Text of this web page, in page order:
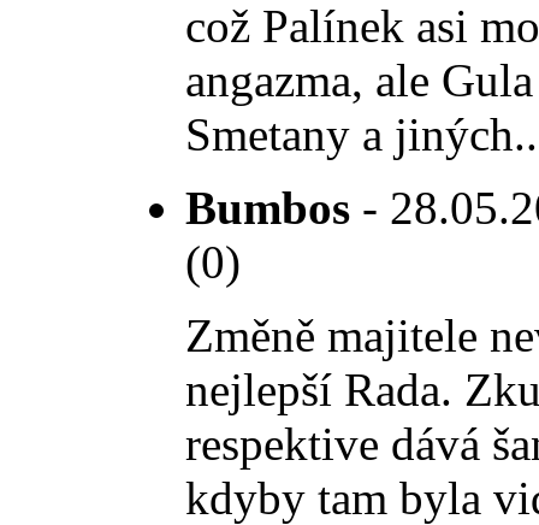
což Palínek asi
angazma, ale
Smetany a
Bumbos -
(0)
Změně majitele
nejlepší Rada.
respektive dává
kdyby tam byla